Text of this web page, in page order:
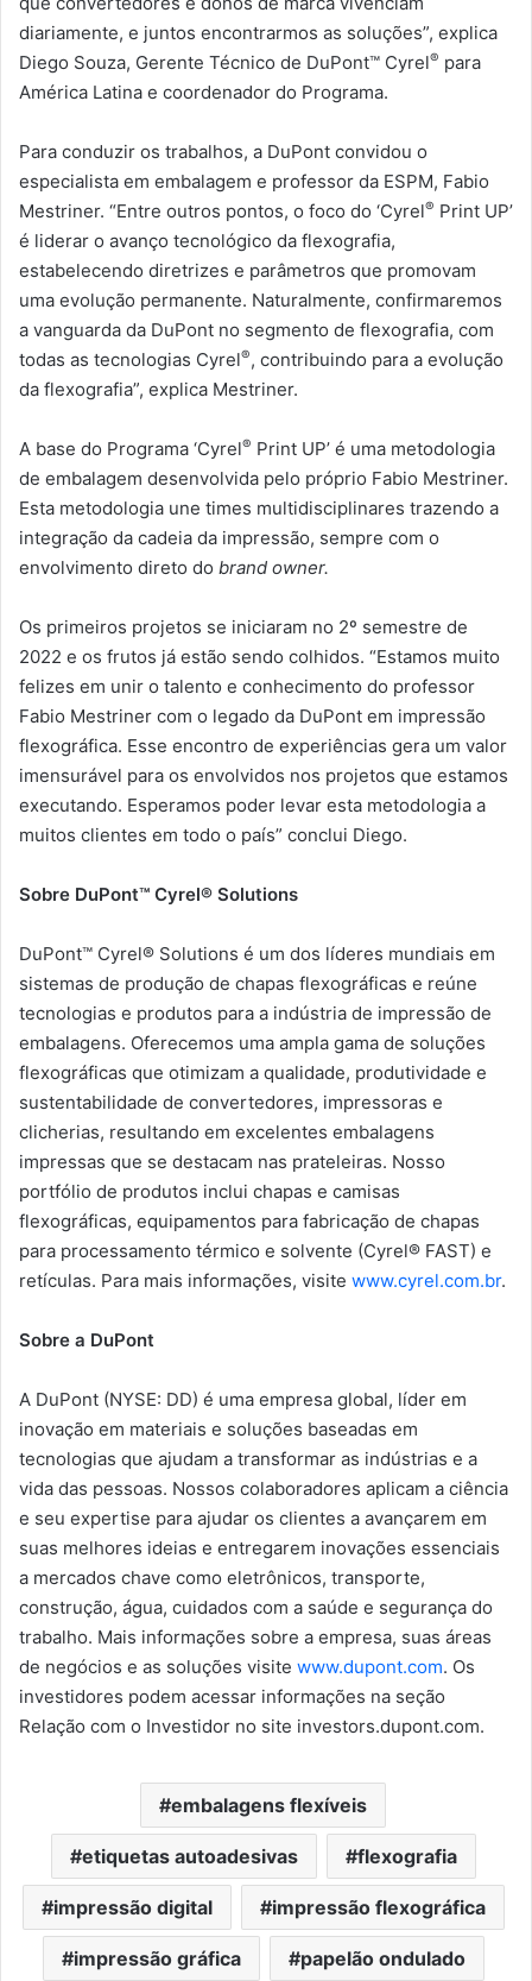
diariamente, e juntos encontrarmos as soluções”, explica
Diego Souza, Gerente Técnico de DuPont™ Cyrel® para
América Latina e coordenador do Programa.
Para conduzir os trabalhos, a DuPont convidou o
especialista em embalagem e professor da ESPM, Fabio
Mestriner. “Entre outros pontos, o foco do ‘Cyrel® Print UP’
é liderar o avanço tecnológico da flexografia,
estabelecendo diretrizes e parâmetros que promovam
uma evolução permanente. Naturalmente, confirmaremos
a vanguarda da DuPont no segmento de flexografia, com
todas as tecnologias Cyrel®, contribuindo para a evolução
da flexografia”, explica Mestriner.
A base do Programa ‘Cyrel® Print UP’ é uma metodologia
de embalagem desenvolvida pelo próprio Fabio Mestriner.
Esta metodologia une times multidisciplinares trazendo a
integração da cadeia da impressão, sempre com o
envolvimento direto do brand owner.
Os primeiros projetos se iniciaram no 2º semestre de
2022 e os frutos já estão sendo colhidos. “Estamos muito
felizes em unir o talento e conhecimento do professor
Fabio Mestriner com o legado da DuPont em impressão
flexográfica. Esse encontro de experiências gera um valor
imensurável para os envolvidos nos projetos que estamos
executando. Esperamos poder levar esta metodologia a
muitos clientes em todo o país” conclui Diego.
Sobre DuPont™ Cyrel® Solutions
DuPont™ Cyrel® Solutions é um dos líderes mundiais em
sistemas de produção de chapas flexográficas e reúne
tecnologias e produtos para a indústria de impressão de
embalagens. Oferecemos uma ampla gama de soluções
flexográficas que otimizam a qualidade, produtividade e
sustentabilidade de convertedores, impressoras e
clicherias, resultando em excelentes embalagens
impressas que se destacam nas prateleiras. Nosso
portfólio de produtos inclui chapas e camisas
flexográficas, equipamentos para fabricação de chapas
para processamento térmico e solvente (Cyrel® FAST) e
retículas. Para mais informações, visite www.cyrel.com.br.
Sobre a DuPont
A DuPont (NYSE: DD) é uma empresa global, líder em
inovação em materiais e soluções baseadas em
tecnologias que ajudam a transformar as indústrias e a
vida das pessoas. Nossos colaboradores aplicam a ciência
e seu expertise para ajudar os clientes a avançarem em
suas melhores ideias e entregarem inovações essenciais
a mercados chave como eletrônicos, transporte,
construção, água, cuidados com a saúde e segurança do
trabalho. Mais informações sobre a empresa, suas áreas
de negócios e as soluções visite www.dupont.com. Os
investidores podem acessar informações na seção
Relação com o Investidor no site investors.dupont.com.
embalagens flexíveis
etiquetas autoadesivas flexografia
impressão digital impressão flexográfica
impressão gráfica papelão ondulado